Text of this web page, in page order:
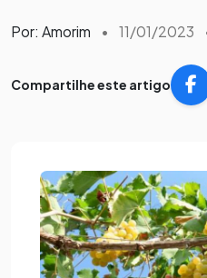
Por: Amorim • 11/01/2023
Compartilhe este artigo